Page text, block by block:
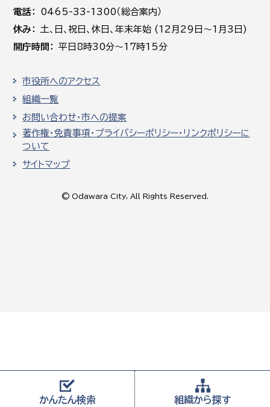
かんたん検索 組織から探す
電話
0465-33-1300（総合案内）
休み
土､日､祝日、休日、年末年始 (12月29日～1月3日)
開庁時間
平日8時30分～17時15分
市役所へのアクセス
組織一覧
お問い合わせ・市への提案
著作権・免責事項・プライバシーポリシー・リンクポリシーに
ついて
サイトマップ
© Odawara City, All Rights Reserved.